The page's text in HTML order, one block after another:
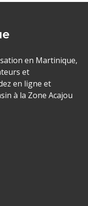
en Martinique,
et
en ligne et
à la Zone Acajou